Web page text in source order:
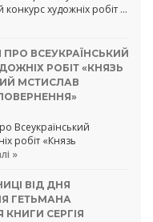
конкурс художніх робіт …
ВСЕУКРАЇНСЬКИЙ
РОБІТ «КНЯЗЬ
МСТИСЛАВ
Всеукраїнський
робіт «Князь
»
ВІД ДНЯ
ГЕТЬМАНА
КНИГИ СЕРГІЯ